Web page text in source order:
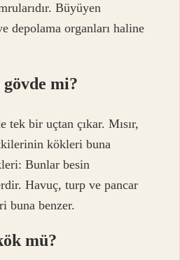
Büyüyen
depolama organları haline
mi?
bir uçtan çıkar. Mısır,
kökleri buna
Bunlar besin
Havuç, turp ve pancar
buna benzer.
mü?